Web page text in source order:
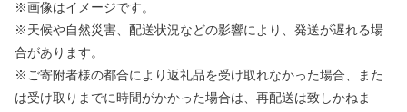
※画像はイメージです。
※天候や自然災害、配送状況などの影響により、発送が遅れる場
合があります。
※ご寄附者様の都合により返礼品を受け取れなかった場合、また
は受け取りまでに時間がかかった場合は、再配送は致しかねま